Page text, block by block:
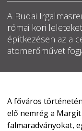
WEBSHOP



A Budai
római kori
építkezésen az a
atomerőművet
A főváros
elő nemrég a
falmaradványokat,